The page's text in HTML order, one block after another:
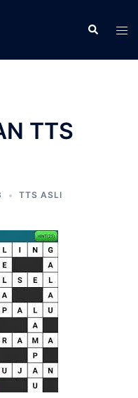
Cari
TTS
TTS ASLI